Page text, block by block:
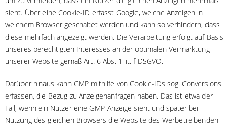
sieht. Über eine Cookie-ID erfasst Google, welche Anzeigen in
welchem Browser geschaltet werden und kann so verhindern, dass
diese mehrfach angezeigt werden. Die Verarbeitung erfolgt auf Basis
unseres berechtigten Interesses an der optimalen Vermarktung
unserer Website gemäß Art. 6 Abs. 1 lit. f DSGVO.
Darüber hinaus kann GMP mithilfe von Cookie-IDs sog. Conversions
erfassen, die Bezug zu Anzeigenanfragen haben. Das ist etwa der
Fall, wenn ein Nutzer eine GMP-Anzeige sieht und später bei
Nutzung des gleichen Browsers die Website des Werbetreibenden